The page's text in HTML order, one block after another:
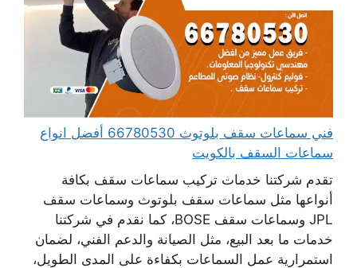
فني سماعات سقف بلوتوث 66780530 أفضل انواع
سماعات السقف بالكويت
تقدم شركتنا خدمات تركيب سماعات سقف بكافة
أنواعها مثل سماعات سقف بلوتوث وسماعات سقف
JPL وسماعات سقف BOSE، كما نقدم في شركتنا
خدمات ما بعد البيع، مثل الصيانة والدعم الفني، لضمان
استمرارية عمل السماعات بكفاءة على المدى الطويل،